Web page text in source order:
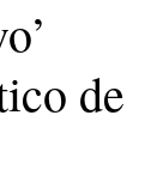
de